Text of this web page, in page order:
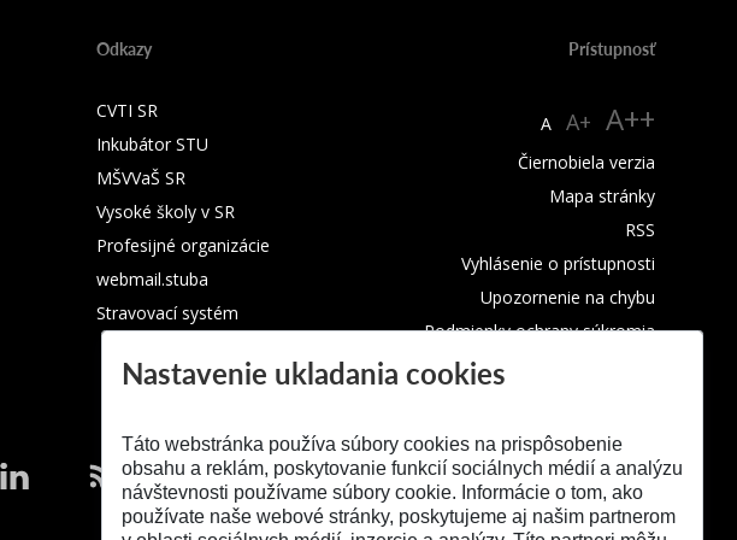
Odkazy
CVTI SR
Inkubátor STU
MŠVVaŠ SR
Vysoké školy v SR
Profesijné organizácie
webmail.stuba
Stravovací systém
Prístupnosť
A A+ A++
Čiernobiela verzia
Mapa stránky
RSS
Vyhlásenie o prístupnosti
Upozornenie na chybu
Podmienky ochrany súkromia
Nastavenie ukladania cookies
Táto webstránka používa súbory cookies na prispôsobenie
obsahu a reklám, poskytovanie funkcií sociálnych médií a analýzu
návštevnosti používame súbory cookie. Informácie o tom, ako
používate naše webové stránky, poskytujeme aj našim partnerom